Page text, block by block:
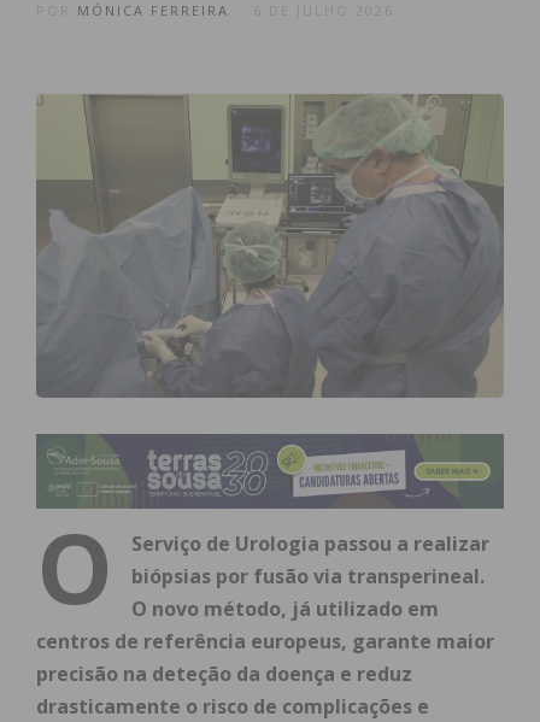
MÓNICA FERREIRA
O
Serviço de Urologia passou a realizar
biópsias por fusão via transperineal.
O novo método, já utilizado em
centros de referência europeus, garante maior
precisão na deteção da doença e reduz
drasticamente o risco de complicações e